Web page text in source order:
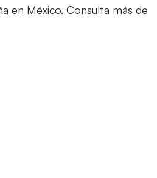
en México. Consulta más de